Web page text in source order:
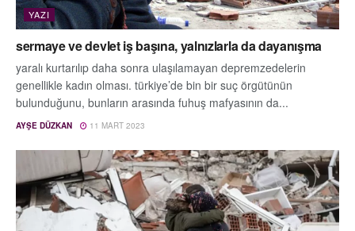
YAZI
sermaye ve devlet iş başına, yalnızlarla da dayanışma
yaralı kurtarılıp daha sonra ulaşılamayan depremzedelerin
genellikle kadın olması. türkiye’de bin bir suç örgütünün
bulunduğunu, bunların arasında fuhuş mafyasının da...
AYŞE DÜZKAN 11 MART 2023